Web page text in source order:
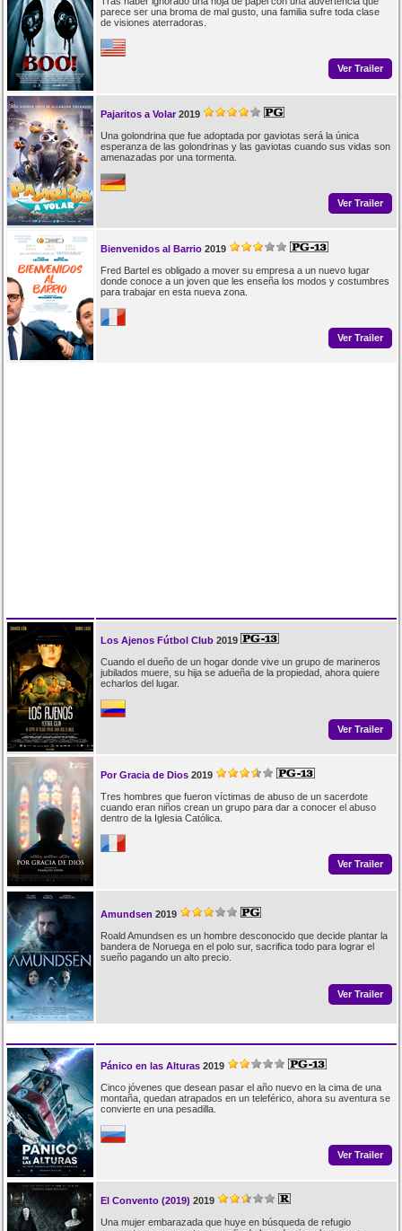
parece ser una broma de mal gusto, una familia sufre toda clase
de visiones aterradoras.
Ver Trailer
Pajaritos a Volar 2019
Una golondrina que fue adoptada por gaviotas será la única
esperanza de las golondrinas y las gaviotas cuando sus vidas son
amenazadas por una tormenta.
Ver Trailer
Bienvenidos al Barrio 2019
Fred Bartel es obligado a mover su empresa a un nuevo lugar
donde conoce a un joven que les enseña los modos y costumbres
para trabajar en esta nueva zona.
Ver Trailer
Los Ajenos Fútbol Club 2019
Cuando el dueño de un hogar donde vive un grupo de marineros
jubilados muere, su hija se adueña de la propiedad, ahora quiere
echarlos del lugar.
Ver Trailer
Por Gracia de Dios 2019
Tres hombres que fueron víctimas de abuso de un sacerdote
cuando eran niños crean un grupo para dar a conocer el abuso
dentro de la Iglesia Católica.
Ver Trailer
Amundsen 2019
Roald Amundsen es un hombre desconocido que decide plantar la
bandera de Noruega en el polo sur, sacrifica todo para lograr el
sueño pagando un alto precio.
Ver Trailer
Pánico en las Alturas 2019
Cinco jóvenes que desean pasar el año nuevo en la cima de una
montaña, quedan atrapados en un teleférico, ahora su aventura se
convierte en una pesadilla.
Ver Trailer
El Convento (2019) 2019
Una mujer embarazada que huye en búsqueda de refugio